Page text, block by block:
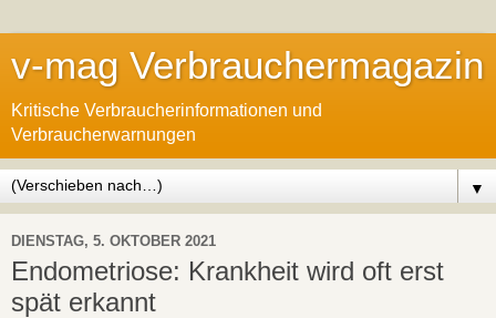
v-mag Verbrauchermagazin
Kritische Verbraucherinformationen und
Verbraucherwarnungen
▼
DIENSTAG, 5. OKTOBER 2021
Endometriose: Krankheit wird oft erst
spät erkannt